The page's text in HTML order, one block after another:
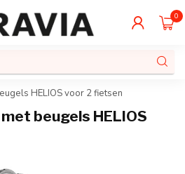
0
HELIOS voor 2 fietsen
beugels HELIOS